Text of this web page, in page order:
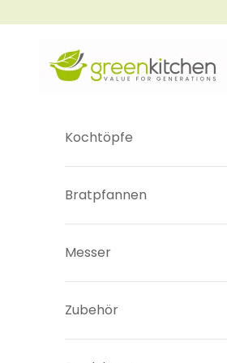
GreenKitchen
Kochtöpfe
Bratpfannen
Messer
Zubehör